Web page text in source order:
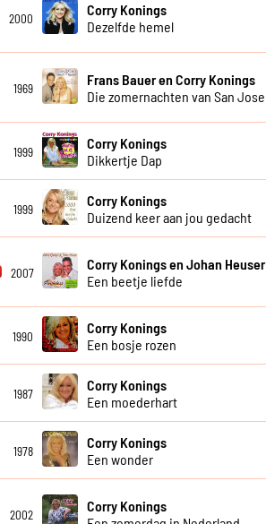
2000
Corry Konings
Dezelfde hemel
1969
Frans Bauer en Corry Konings
Die zomernachten van San Jose
1999
Corry Konings
Dikkertje Dap
1999
Corry Konings
Duizend keer aan jou gedacht
2007
Corry Konings en Johan Heuser
Een beetje liefde
1990
Corry Konings
Een bosje rozen
1987
Corry Konings
Een moederhart
1978
Corry Konings
Een wonder
2002
Corry Konings